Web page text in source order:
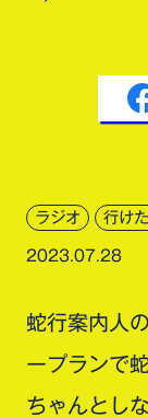
ラジオ 行け
2023.07.28
蛇行案内人
ープランで
ちゃんとし